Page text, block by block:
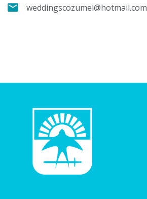
weddingscozumel@hotmail.com